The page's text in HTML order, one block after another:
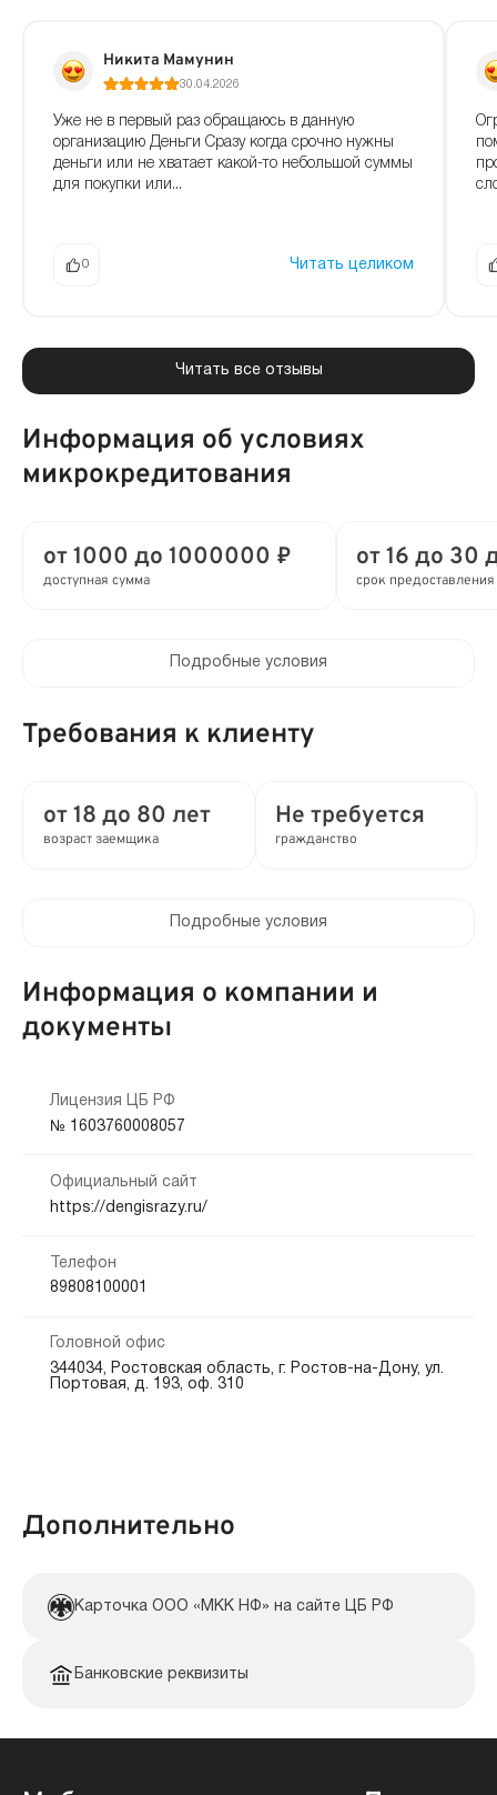
Никита Мамунин
30.04.2026
Уже не в первый раз обращаюсь в данную
организацию Деньги Сразу когда срочно нужны
деньги или не хватает какой-то небольшой суммы
для покупки или...
0 Читать целиком
Читать все отзывы
Информация об условиях
микрокредитования
от 1000 до 1000000 ₽
доступная сумма
от 16 до 30
срок предоставления
от 0.27 до 0.8%
Привлечение созаемщиков:
Требуются поручители
Способы получения:
Наличными На карту
Способы погашения:
Офис Платежные терминалы
Подробные условия
Требования к клиенту
от 18 до 80 лет
возраст заемщика
Не требуется
гражданство
Нет
Мобильный телефон:
Кредитная история:
Документы:
Подробные условия
Информация о компании и
документы
Лицензия ЦБ РФ
№ 1603760008057
Официальный сайт
https://dengisrazy.ru/
Телефон
89808100001
Головной офис
344034, Ростовская область, г. Ростов-на-Дону, ул.
Портовая, д. 193, оф. 310
Дополнительно
Карточка ООО «МКК НФ» на сайте ЦБ РФ
Банковские реквизиты